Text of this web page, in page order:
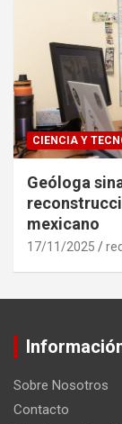
CIENCIA Y
Geóloga
mexicano
17/11/2025
Sobre Nosotros
Contacto